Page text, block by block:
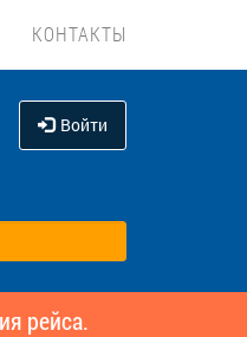
КОНТАКТЫ
Войти
рейса.